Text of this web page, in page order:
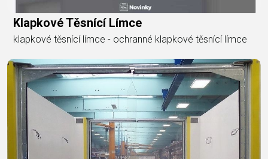
Klapkové Těsnící Límce
klapkové těsnící límce - ochranné klapkové těsnící límce